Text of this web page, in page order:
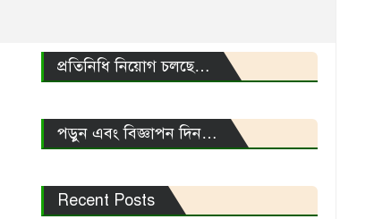
প্রতিনিধি নিয়োগ চলছে…
পড়ুন এবং বিজ্ঞাপন দিন…
Recent Posts